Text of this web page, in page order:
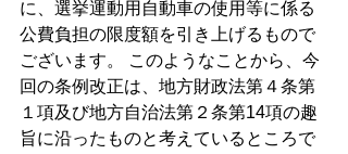
に、選挙運動用自動車の使用等に係る
公費負担の限度額を引き上げるもので
ございます。 このようなことから、今
回の条例改正は、地方財政法第４条第
１項及び地方自治法第２条第14項の趣
旨に沿ったものと考えているところで